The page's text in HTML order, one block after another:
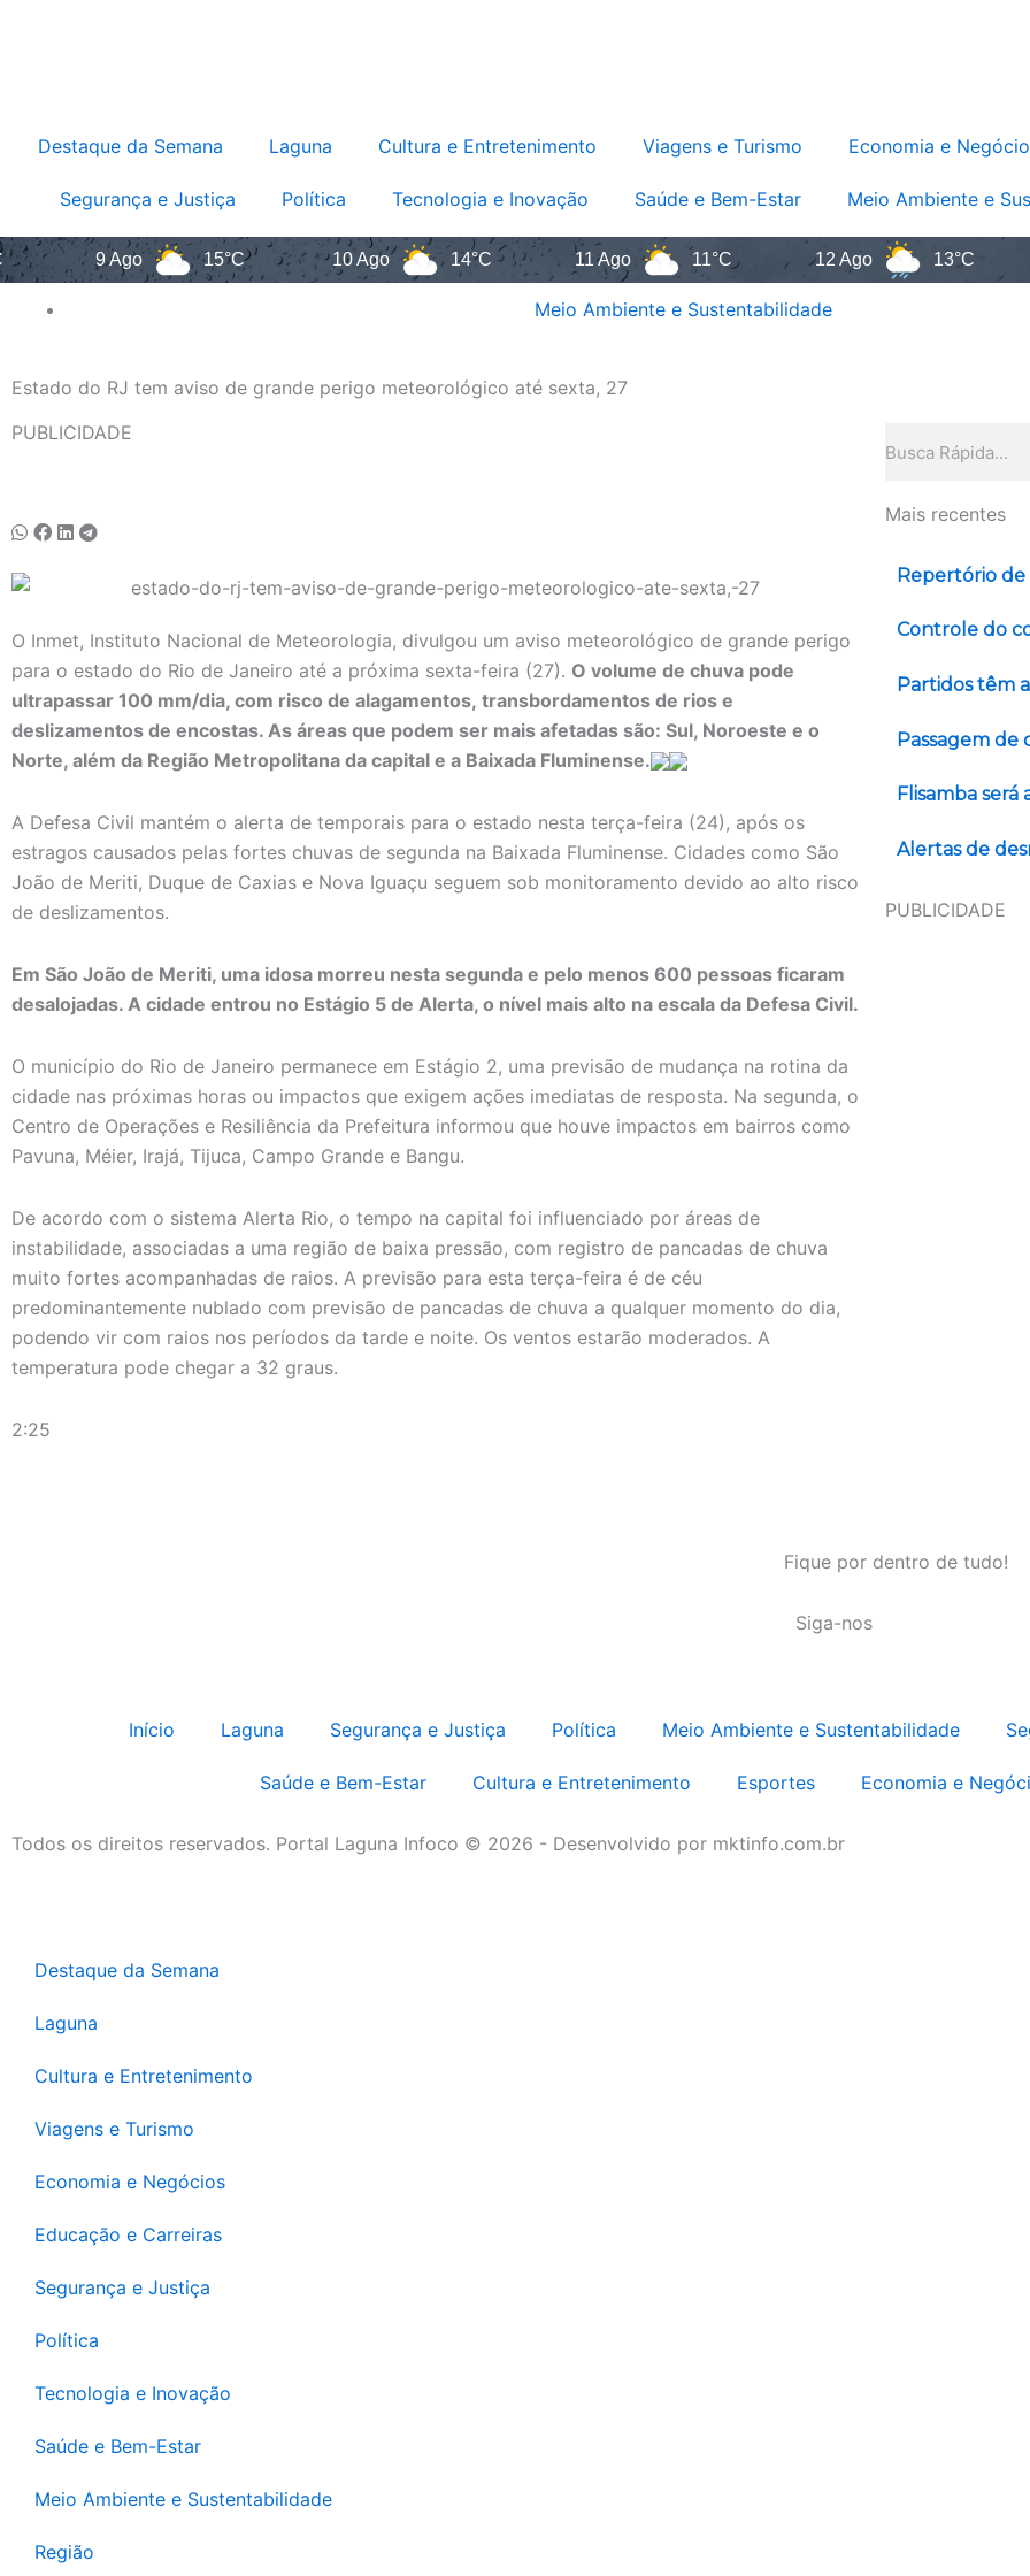
Destaque da Semana Laguna Cultura e Entretenimento Viagens e Turismo Economia e
Segurança e Justiça Política Tecnologia e Inovação Saúde e Bem-Estar Meio Ambiente e
9 Ago 15°C 10 Ago 14°C 11 Ago 11°C 12 Ago 13°C
Meio Ambiente e Sustentabilidade
Estado do RJ tem aviso de grande perigo meteorológico até sexta, 27
PUBLICIDADE
O Inmet, Instituto Nacional de Meteorologia, divulgou um aviso meteorológico de grande perigo
para o estado do Rio de Janeiro até a próxima sexta-feira (27). O volume de chuva pode
ultrapassar 100 mm/dia, com risco de alagamentos, transbordamentos de rios e
deslizamentos de encostas. As áreas que podem ser mais afetadas são: Sul, Noroeste e o
Norte, além da Região Metropolitana da capital e a Baixada Fluminense.
A Defesa Civil mantém o alerta de temporais para o estado nesta terça-feira (24), após os
estragos causados pelas fortes chuvas de segunda na Baixada Fluminense. Cidades como São
João de Meriti, Duque de Caxias e Nova Iguaçu seguem sob monitoramento devido ao alto risco
de deslizamentos.
Em São João de Meriti, uma idosa morreu nesta segunda e pelo menos 600 pessoas ficaram
desalojadas. A cidade entrou no Estágio 5 de Alerta, o nível mais alto na escala da Defesa Civil.
O município do Rio de Janeiro permanece em Estágio 2, uma previsão de mudança na rotina da
cidade nas próximas horas ou impactos que exigem ações imediatas de resposta. Na segunda, o
Centro de Operações e Resiliência da Prefeitura informou que houve impactos em bairros como
Pavuna, Méier, Irajá, Tijuca, Campo Grande e Bangu.
De acordo com o sistema Alerta Rio, o tempo na capital foi influenciado por áreas de
instabilidade, associadas a uma região de baixa pressão, com registro de pancadas de chuva
muito fortes acompanhadas de raios. A previsão para esta terça-feira é de céu
predominantemente nublado com previsão de pancadas de chuva a qualquer momento do dia,
podendo vir com raios nos períodos da tarde e noite. Os ventos estarão moderados. A
temperatura pode chegar a 32 graus.
2:25
Mais recentes
Repertório de
Controle do
Partidos têm
Passagem
Flisamba
Alertas de
PUBLICIDADE
Fique por dentro de tudo!
Siga-nos
Início Laguna Segurança e Justiça Política Meio Ambiente e Sustentabilidade
Saúde e Bem-Estar Cultura e Entretenimento Esportes Economia e
Todos os direitos reservados. Portal Laguna Infoco © 2026 - Desenvolvido por mktinfo.com.br
Destaque da Semana
Laguna
Cultura e Entretenimento
Viagens e Turismo
Economia e Negócios
Educação e Carreiras
Segurança e Justiça
Política
Tecnologia e Inovação
Saúde e Bem-Estar
Meio Ambiente e Sustentabilidade
Região